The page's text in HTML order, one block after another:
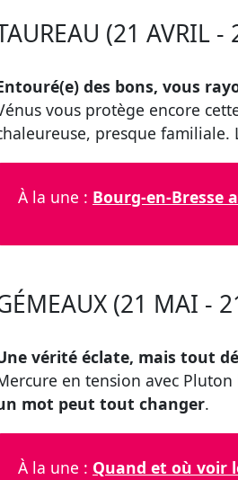
(21 AVRIL -
des bons, vous
vous protège encore
presque
À la une : Bourg-en-Bresse
(21 MAI -
vérité éclate, mais tout
en tension avec
mot peut tout changer.
À la une : Quand et où voir